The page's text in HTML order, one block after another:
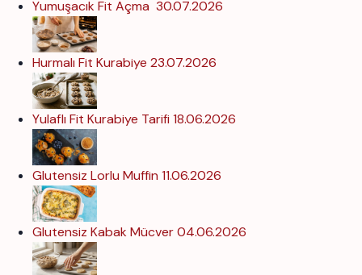
Yumuşacık Fit Açma 30.07.2026
Hurmalı Fit Kurabiye 23.07.2026
Yulaflı Fit Kurabiye Tarifi 18.06.2026
Glutensiz Lorlu Muffin 11.06.2026
Glutensiz Kabak Mücver04.06.2026